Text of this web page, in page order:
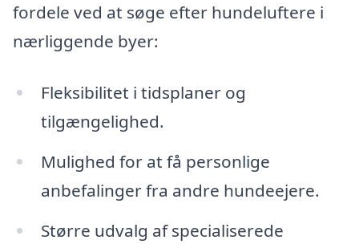
fordele ved at søge efter hundeluftere i
nærliggende byer:
Fleksibilitet i tidsplaner og
tilgængelighed.
Mulighed for at få personlige
anbefalinger fra andre hundeejere.
Større udvalg af specialiserede